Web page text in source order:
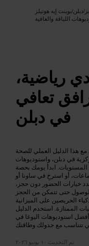
بوينت إيه هوتيلز/دبلن/
اللياقة والعافية
رياضية،
تعافي
في دبلن
هذا الدليل العملي للصحة
في دبلن، واستوديوهات
ابدأ يومك بحصة
أو استرخِ في ساونا أو
خيارات الحضور دون حجز،
حتى تتمكن من الحجز
الحريصين على الميزانية
الممتازة. استخدم الدليل
استوديوهات اليوغا في
تم التحديث ١٠ يونيو ٢٠٢٦